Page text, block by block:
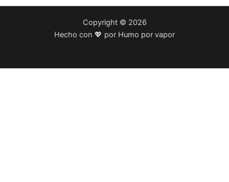
Copyright © 2026
Hecho con 💖 por Humo por vapor